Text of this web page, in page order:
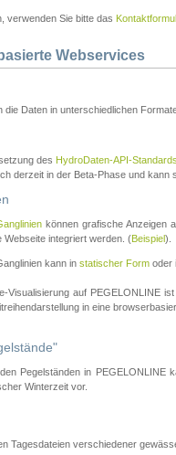
verwenden Sie bitte das
Webservices
die Daten in unterschiedlichen
des HydroDaten-API-Standards
derzeit in der Beta-Phase und kann
können grafische Anzeigen
Webseite integriert werden. (Beispiel).
kann in statischer Form oder
Visualisierung auf PEGELONLINE
in eine
Pegelständen in PEGELONLINE
Winterzeit vor.
Tagesdateien verschiedener